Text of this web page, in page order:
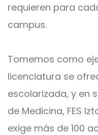
requieren para
campus.
Tomemos como
licenciatura se
escolarizada, y en
de Medicina, FES
exige más de 100